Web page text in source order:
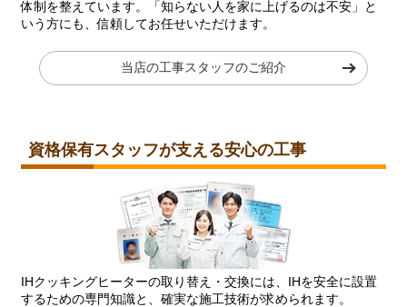
体制を整えています。「知らない人を家に上げるのは不安」と
いう方にも、信頼してお任せいただけます。
当店の工事スタッフのご紹介
資格保有スタッフが支える安心の工事
IHクッキングヒーターの取り替え・交換には、IHを安全に設置
するための専門知識と、確実な施工技術が求められます。